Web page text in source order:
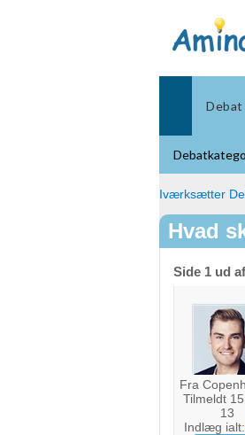
Debat
Iværksætter
Hvad
Side 1 ud
Fra
Tilmeldt
13
Indlæg ialt: